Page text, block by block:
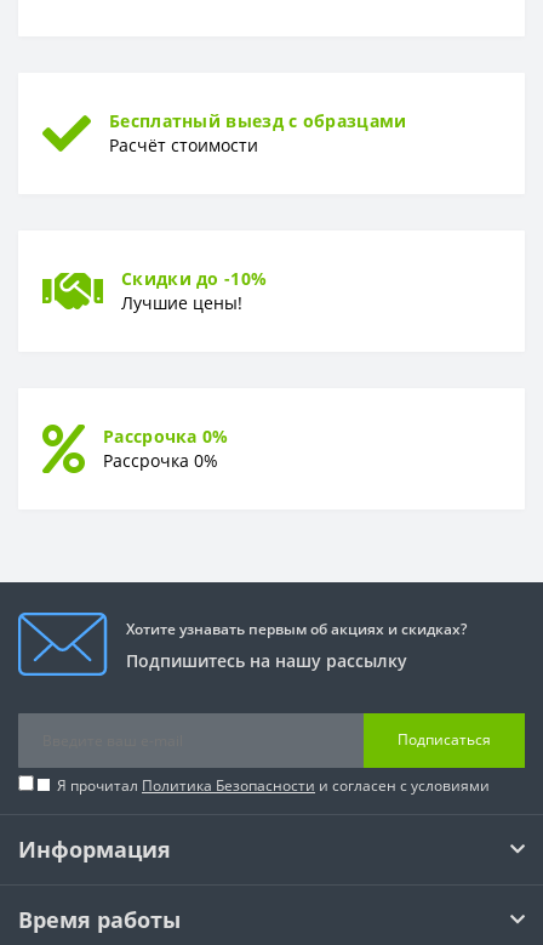
Бесплатный выезд с образцами
Расчёт стоимости
Скидки до -10%
Лучшие цены!
Рассрочка 0%
Рассрочка 0%
Хотите узнавать первым об акциях и скидках?
Подпишитесь на нашу рассылку
Подписаться
Я прочитал Политика Безопасности и согласен с условиями
Информация
Время работы